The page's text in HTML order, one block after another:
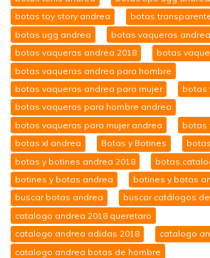
botas toy story andrea
botas
botas ugg andrea
botas vaqueras andrea
botas vaqueras andrea 2018
botas
botas vaqueras andrea para hombre
botas vaqueras andrea para mujer
botas
botas vaqueras para hombre andrea
botas vaqueras para mujer andrea
botas
botas xl andrea
Botas y Botines
botas y botines andrea 2018
botines y botas andrea
botines y botas
buscar botas andrea
buscar catálogos
catalogo andrea 2018 queretaro
catalogo andrea adidas 2018
catalogo
catalogo andrea botas de hombre